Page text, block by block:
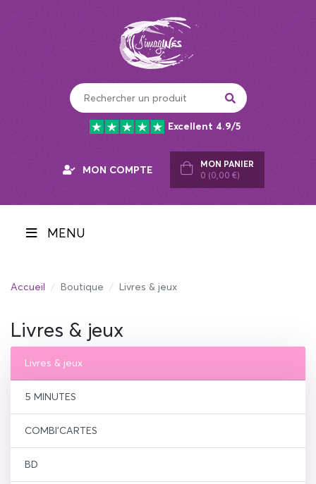
Excellent 4.9/5
MON COMPTE
MON PANIER
0 (0,00 €)
MENU
Accueil Boutique Livres & jeux
Livres & jeux
Livres & jeux
5 MINUTES
COMBI'CARTES
BD